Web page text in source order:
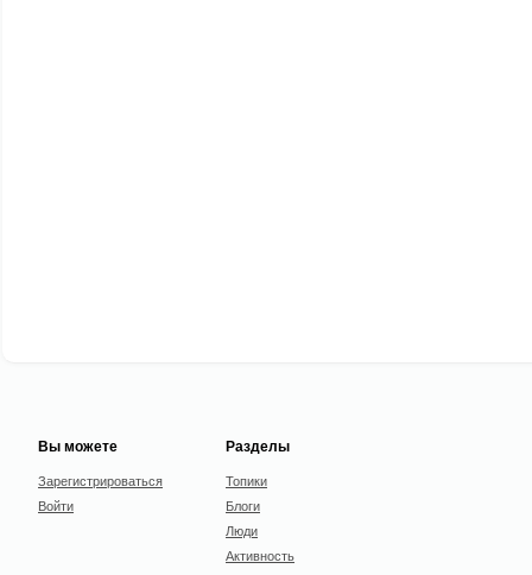
Вы можете
Зарегистрироваться
Войти
Разделы
Топики
Блоги
Люди
Активность